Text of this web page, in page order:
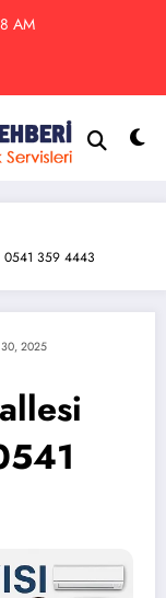
AM
0541 359 4443
2025